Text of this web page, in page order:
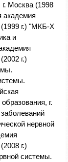
Москва (1998
академия
(1999 г.) "МКБ-Х
и
г.)
г.
нервной
г.)
системы.